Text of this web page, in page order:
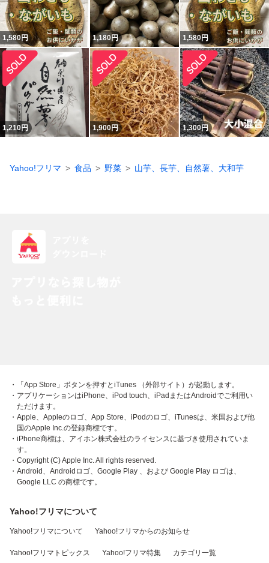
1,580円 1,180円 1,580円
1,210円 1,900円 1,300円
Yahoo!フリマ 食品 野菜 山芋、長芋、自然薯、大和芋
・「App Store」ボタンを押すとiTunes （外部サイト）が起動します。
・アプリケーションはiPhone、iPod touch、iPadまたはAndroidでご利用い
ただけます。
・Apple、Appleのロゴ、App Store、iPodのロゴ、iTunesは、米国および他
国のApple Inc.の登録商標です。
・iPhone商標は、アイホン株式会社のライセンスに基づき使用されていま
す。
・Copyright (C) Apple Inc. All rights reserved.
・Android、Androidロゴ、Google Play 、および Google Play ロゴは、
Google LLC の商標です。
Yahoo!フリマについて
Yahoo!フリマについて Yahoo!フリマからのお知らせ
Yahoo!フリマトピックス Yahoo!フリマ特集 カテゴリ一覧